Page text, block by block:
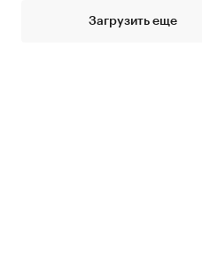
Загрузить еще